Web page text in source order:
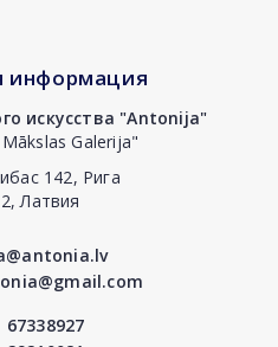
информация
искусства "Antonija"
Galerija"
142, Рига
Латвия
67338927